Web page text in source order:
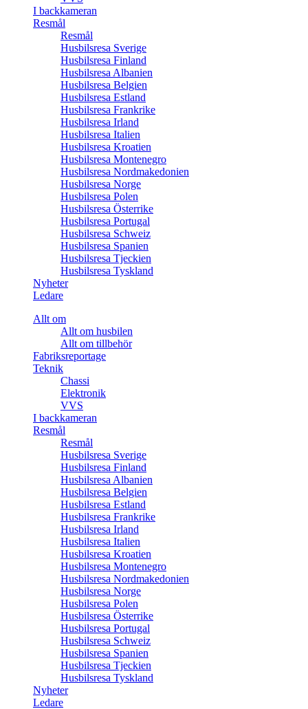
I backkameran
Resmål
Resmål
Husbilsresa Sverige
Husbilsresa Finland
Husbilsresa Albanien
Husbilsresa Belgien
Husbilsresa Estland
Husbilsresa Frankrike
Husbilsresa Irland
Husbilsresa Italien
Husbilsresa Kroatien
Husbilsresa Montenegro
Husbilsresa Nordmakedonien
Husbilsresa Norge
Husbilsresa Polen
Husbilsresa Österrike
Husbilsresa Portugal
Husbilsresa Schweiz
Husbilsresa Spanien
Husbilsresa Tjeckien
Husbilsresa Tyskland
Nyheter
Ledare
Allt om
Allt om husbilen
Allt om tillbehör
Fabriksreportage
Teknik
Chassi
Elektronik
VVS
I backkameran
Resmål
Resmål
Husbilsresa Sverige
Husbilsresa Finland
Husbilsresa Albanien
Husbilsresa Belgien
Husbilsresa Estland
Husbilsresa Frankrike
Husbilsresa Irland
Husbilsresa Italien
Husbilsresa Kroatien
Husbilsresa Montenegro
Husbilsresa Nordmakedonien
Husbilsresa Norge
Husbilsresa Polen
Husbilsresa Österrike
Husbilsresa Portugal
Husbilsresa Schweiz
Husbilsresa Spanien
Husbilsresa Tjeckien
Husbilsresa Tyskland
Nyheter
Ledare